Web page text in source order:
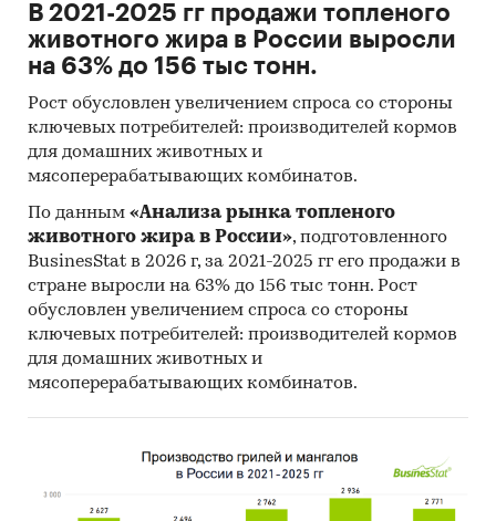
В 2021-2025 гг продажи топленого
животного жира в России выросли
на 63% до 156 тыс тонн.
Рост обусловлен увеличением спроса со стороны
ключевых потребителей: производителей кормов
для домашних животных и
мясоперерабатывающих комбинатов.
По данным «Анализа рынка топленого
животного жира в России», подготовленного
BusinesStat в 2026 г, за 2021-2025 гг его продажи в
стране выросли на 63% до 156 тыс тонн. Рост
обусловлен увеличением спроса со стороны
ключевых потребителей: производителей кормов
для домашних животных и
мясоперерабатывающих комбинатов.